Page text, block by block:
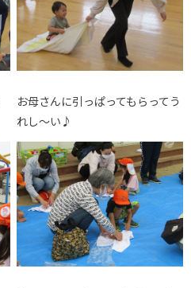
お母さんに引っぱってもらってう
れし～い♪